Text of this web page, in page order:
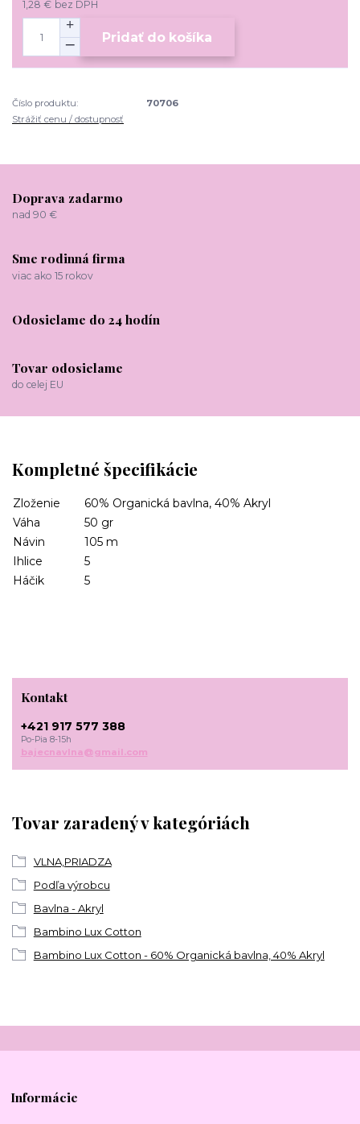
1,28 € bez DPH
Pridať do košíka
Číslo produktu:
70706
Strážiť cenu / dostupnosť
Doprava zadarmo
nad 90 €
Sme rodinná firma
viac ako 15 rokov
Odosielame do 24 hodín
Tovar odosielame
do celej EU
Kompletné špecifikácie
Zloženie
60% Organická bavlna, 40% Akryl
Váha
50 gr
Návin
105 m
Ihlice
5
Háčik
5
Tovar zaradený v kategóriách
VLNA,PRIADZA
Podľa výrobcu
Bavlna - Akryl
Bambino Lux Cotton
Bambino Lux Cotton - 60% Organická bavlna, 40% Akryl
Kontakt
+421 917 577 388
Po-Pia 8-15h
bajecnavlna@gmail.com
Informácie